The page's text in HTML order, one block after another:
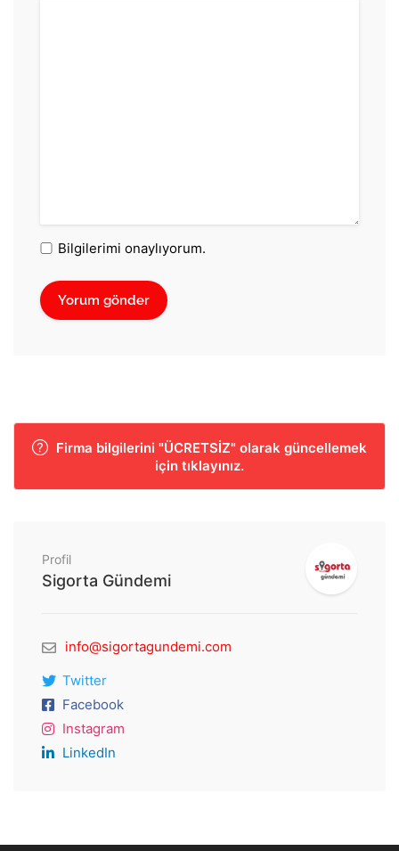
Bilgilerimi onaylıyorum.
Firma bilgilerini "ÜCRETSİZ" olarak güncellemek
için tıklayınız.
Profil
Sigorta Gündemi
info@sigortagundemi.com
Twitter
Facebook
Instagram
LinkedIn